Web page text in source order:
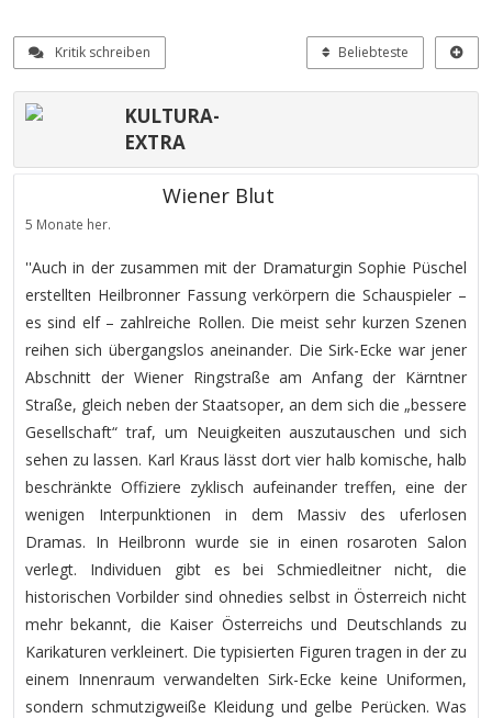
Kritik schreiben Beliebteste
KULTURA-
EXTRA
Wiener Blut
5 Monate her.
''Auch in der zusammen mit der Dramaturgin Sophie Püschel
erstellten Heilbronner Fassung verkörpern die Schauspieler –
es sind elf – zahlreiche Rollen. Die meist sehr kurzen Szenen
reihen sich übergangslos aneinander. Die Sirk-Ecke war jener
Abschnitt der Wiener Ringstraße am Anfang der Kärntner
Straße, gleich neben der Staatsoper, an dem sich die „bessere
Gesellschaft“ traf, um Neuigkeiten auszutauschen und sich
sehen zu lassen. Karl Kraus lässt dort vier halb komische, halb
beschränkte Offiziere zyklisch aufeinander treffen, eine der
wenigen Interpunktionen in dem Massiv des uferlosen
Dramas. In Heilbronn wurde sie in einen rosaroten Salon
verlegt. Individuen gibt es bei Schmiedleitner nicht, die
historischen Vorbilder sind ohnedies selbst in Österreich nicht
mehr bekannt, die Kaiser Österreichs und Deutschlands zu
Karikaturen verkleinert. Die typisierten Figuren tragen in der zu
einem Innenraum verwandelten Sirk-Ecke keine Uniformen,
sondern schmutzigweiße Kleidung und gelbe Perücken. Was